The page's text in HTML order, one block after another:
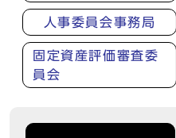
人事委員会事務局
固定資産評価審査委
員会